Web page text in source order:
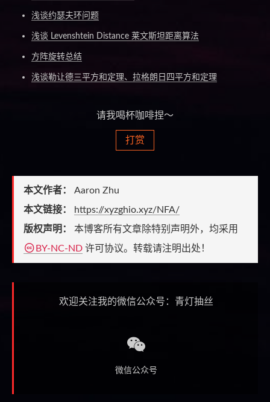
浅谈约瑟夫环问题
浅谈 Levenshtein Distance 莱文斯坦距离算法
方阵旋转总结
浅谈勒让德三平方和定理、拉格朗日四平方和定理
请我喝杯咖啡捏～
打赏
本文作者： Aaron Zhu
本文链接：
https://xyzghio.xyz/NFA/
版权声明： 本博客所有文章除特别声明外，均采用
BY-NC-ND 许可协议。转载请注明出处！
欢迎关注我的微信公众号：青灯抽丝
微信公众号